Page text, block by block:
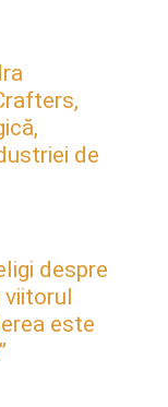
de
despre
viitorul
este